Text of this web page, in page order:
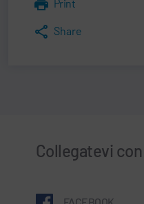
Print
Share
Collegatevi
FACEBOOK